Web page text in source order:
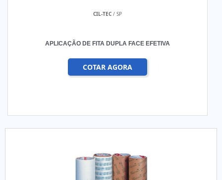
CIL-TEC / SP
APLICAÇÃO DE FITA DUPLA FACE EFETIVA
COTAR AGORA